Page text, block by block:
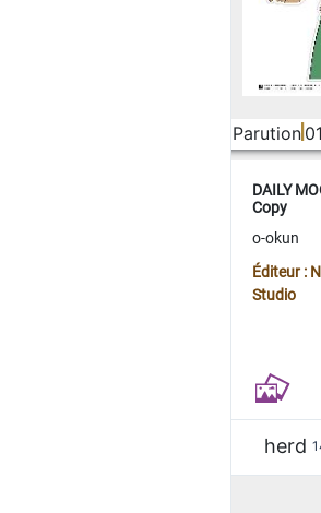
Parution
DAILY
Copy
o-okun
Éditeur :
Studio
herd